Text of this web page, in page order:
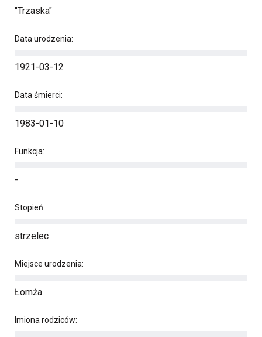
"Trzaska"
Data urodzenia:
1921-03-12
Data śmierci:
1983-01-10
Funkcja:
-
Stopień:
strzelec
Miejsce urodzenia:
Łomża
Imiona rodziców: